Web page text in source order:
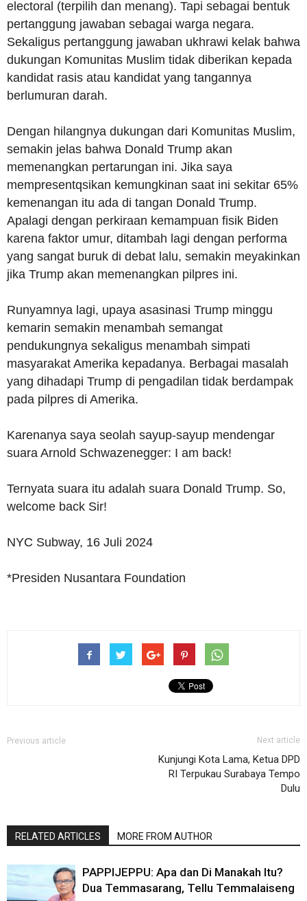
electoral (terpilih dan menang). Tapi sebagai bentuk
pertanggung jawaban sebagai warga negara.
Sekaligus pertanggung jawaban ukhrawi kelak bahwa
dukungan Komunitas Muslim tidak diberikan kepada
kandidat rasis atau kandidat yang tangannya
berlumuran darah.
Dengan hilangnya dukungan dari Komunitas Muslim,
semakin jelas bahwa Donald Trump akan
memenangkan pertarungan ini. Jika saya
mempresentqsikan kemungkinan saat ini sekitar 65%
kemenangan itu ada di tangan Donald Trump.
Apalagi dengan perkiraan kemampuan fisik Biden
karena faktor umur, ditambah lagi dengan performa
yang sangat buruk di debat lalu, semakin meyakinkan
jika Trump akan memenangkan pilpres ini.
Runyamnya lagi, upaya asasinasi Trump minggu
kemarin semakin menambah semangat
pendukungnya sekaligus menambah simpati
masyarakat Amerika kepadanya. Berbagai masalah
yang dihadapi Trump di pengadilan tidak berdampak
pada pilpres di Amerika.
Karenanya saya seolah sayup-sayup mendengar
suara Arnold Schwazenegger: I am back!
Ternyata suara itu adalah suara Donald Trump. So,
welcome back Sir!
NYC Subway, 16 Juli 2024
*Presiden Nusantara Foundation
Previous article Next article
Kunjungi Kota Lama, Ketua DPD
RI Terpukau Surabaya Tempo
Dulu
RELATED ARTICLES MORE FROM AUTHOR
PAPPIJEPPU: Apa dan Di Manakah Itu?
Dua Temmasarang, Tellu Temmalaiseng